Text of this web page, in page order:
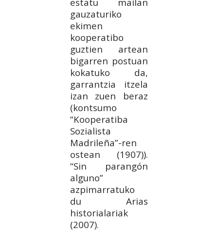
gauzaturiko
ekimen
kooperatibo
guztien artean
bigarren postuan
kokatuko da,
garrantzia itzela
izan zuen beraz
(kontsumo
“Kooperatiba
Sozialista
Madrileña”-ren
ostean (1907)).
“Sin parangón
alguno”
azpimarratuko
du Arias
historialariak
(2007).